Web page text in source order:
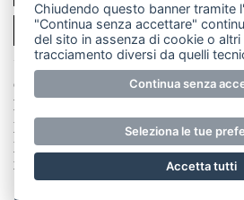
PER LA TUA
© Copyright Merateonline S.r.l. -
E' proibita la riproduzione e
parziale di testi, articoli e
preventiva autorizzazione scritta
numero Rea LC 291.277 -
Chiudendo questo banner tramite
"Continua senza accettare"
del sito in assenza di cookie o
tracciamento diversi da quelli
Continua senza
Seleziona le tue
Accetta tutti